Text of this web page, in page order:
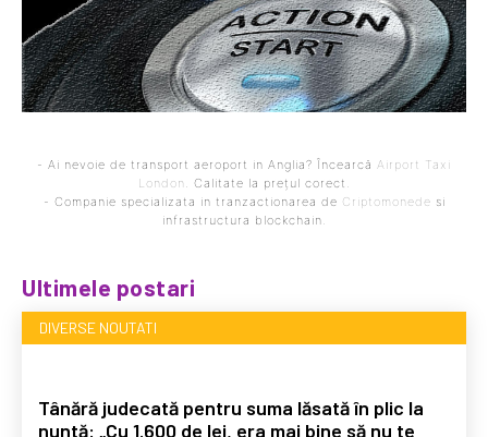
- Ai nevoie de transport aeroport in Anglia? Încearcă Airport Taxi
London
. Calitate la prețul corect.
- Companie specializata in tranzactionarea de Criptomonede si
infrastructura blockchain.
Ultimele postari
DIVERSE NOUTATI
Tânără judecată pentru suma lăsată în plic la
nuntă: „Cu 1.600 de lei, era mai bine să nu te